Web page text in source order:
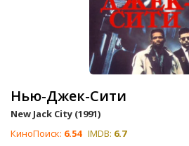
Нью-Джек-Сити
New Jack City (1991)
КиноПоиск: 6.54 IMDB: 6.7